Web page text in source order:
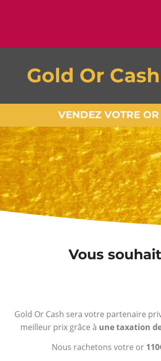
Gold Or Cash
VENDEZ VOTRE
Vous
Gold Or Cash sera votre partenaire
meilleur prix grâce à une taxation
Nous rachetons votre or